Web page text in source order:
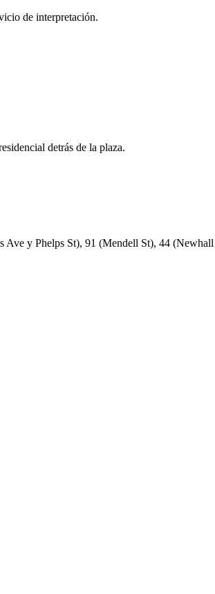
de interpretación.
detrás de la plaza.
Ave y Phelps St), 91 (Mendell St), 44